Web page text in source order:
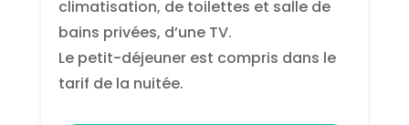
climatisation, de toilettes et salle de
bains privées, d’une TV.
Le petit-déjeuner est compris dans le
tarif de la nuitée.